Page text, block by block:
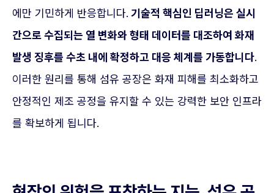
에만 기민하게 반응합니다. 기술적 핵심인 딥러닝은 실시
간으로 수집되는 열 변화와 형태 데이터를 대조하여 화재
발생 징후를 수초 내에 확정하고 대응 체계를 가동합니다.
이러한 원리를 통해 섬유 공장은 화재 피해를 최소화하고
안정적인 제조 공정을 유지할 수 있는 강력한 보안 인프라
를 확보하게 됩니다.